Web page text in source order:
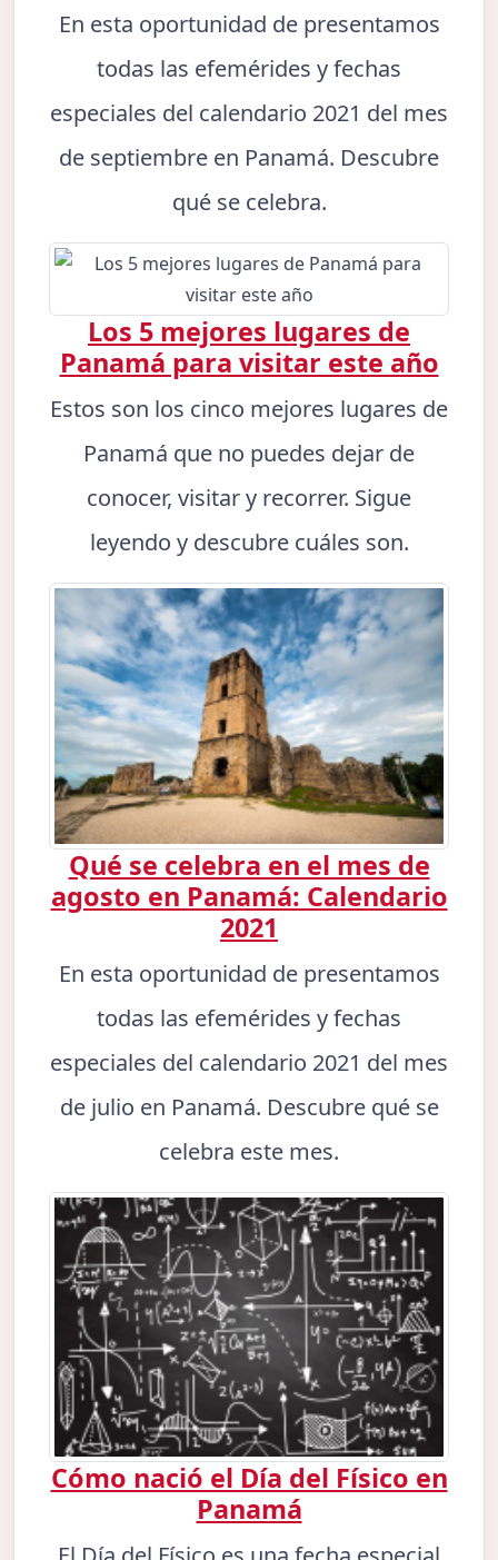
En esta oportunidad de presentamos
todas las efemérides y fechas
especiales del calendario 2021 del mes
de septiembre en Panamá. Descubre
qué se celebra.
Los 5 mejores lugares de
Panamá para visitar este año
Estos son los cinco mejores lugares de
Panamá que no puedes dejar de
conocer, visitar y recorrer. Sigue
leyendo y descubre cuáles son.
Qué se celebra en el mes de
agosto en Panamá: Calendario
2021
En esta oportunidad de presentamos
todas las efemérides y fechas
especiales del calendario 2021 del mes
de julio en Panamá. Descubre qué se
celebra este mes.
Cómo nació el Día del Físico en
Panamá